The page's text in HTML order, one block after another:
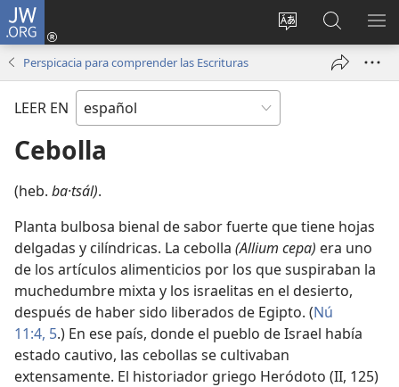
JW.ORG
Cambiar
del sitio
Iniciar
sesión
nueva
en
jw.org
Perspicacia para comprender las Escrituras
LEER EN
Cebolla
(heb. ba·tsál).
Planta bulbosa bienal de sabor fuerte que tiene hojas
delgadas y cilíndricas. La cebolla (Allium cepa) era uno
de los artículos alimenticios por los que suspiraban la
muchedumbre mixta y los israelitas en el desierto,
después de haber sido liberados de Egipto. (Nú
11:4, 5.) En ese país, donde el pueblo de Israel había
estado cautivo, las cebollas se cultivaban
extensamente. El historiador griego Heródoto (II, 125)